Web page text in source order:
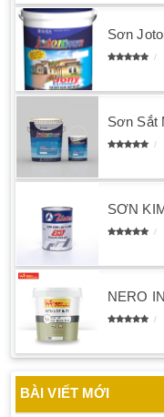
Sơn
Sơn Sắt
SƠN
NERO
BÀI VIẾT MỚI